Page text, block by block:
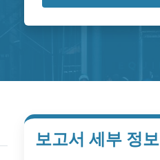
보고서 세부 정보